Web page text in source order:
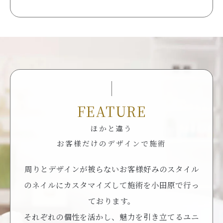
ほかと違う
お客様だけのデザインで施術
FEATURE
周りとデザインが被らないお客様好みのスタイル
のネイルにカスタマイズして施術を小田原で行っ
ております。
それぞれの個性を活かし、魅力を引き立てるユニ